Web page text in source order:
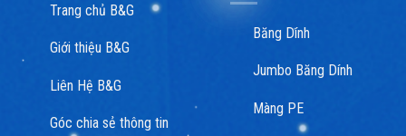
Trang chủ B&G
Giới thiệu B&G
Liên Hệ B&G
Góc chia sẻ thông tin
Băng Dính
Jumbo Băng Dính
Màng PE